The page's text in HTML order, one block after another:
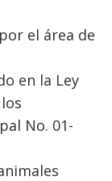
el área de
en la Ley
No. 01-